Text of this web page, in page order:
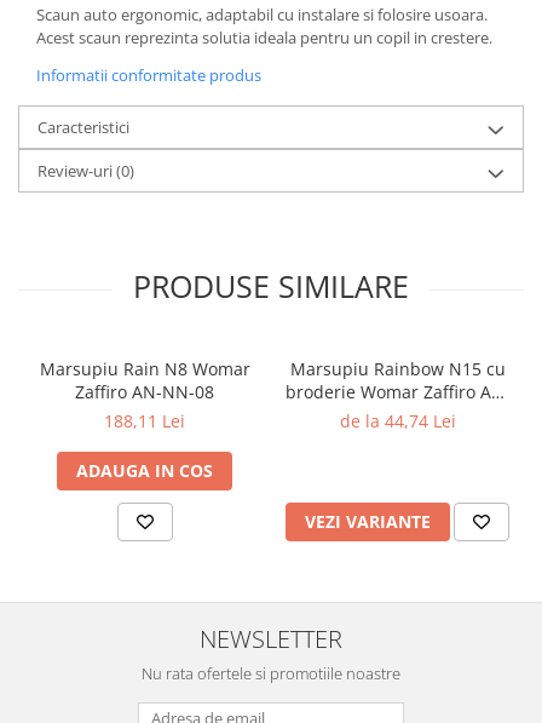
Scaun auto ergonomic, adaptabil cu instalare si folosire usoara.
Acest scaun reprezinta solutia ideala pentru un copil in crestere.
Informatii conformitate produs
Caracteristici
Review-uri(0)
PRODUSE SIMILARE
Marsupiu Rain N8 Womar
Zaffiro AN-NN-08
188,11 Lei
ADAUGA IN COS
Marsupiu Rainbow N15 cu
broderie Womar Zaffiro AN-
NZ-15E
de la 44,74 Lei
VEZI VARIANTE
NEWSLETTER
Nu rata ofertele si promotiile noastre